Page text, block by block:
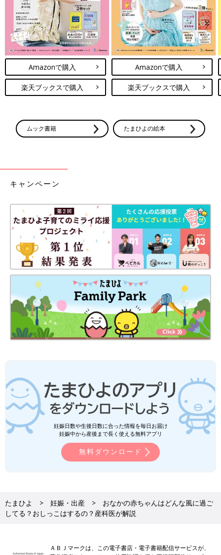
Amazonで購入
楽天ブックスで購入
Amazonで購入
楽天ブックスで購入
ムック書籍 たまひよの絵本
キャンペーン
妊娠日数や生後日数に合った情報を毎日お届け
妊娠中から産後まで長く使える無料アプリ
無料ダウンロード
たまひよ 妊娠・出産
おなかの赤ちゃんはどんな風に過ご
してる？おしっこはするの？産科医が解説
ＡＢＪマークは、この電子書店・電子書籍配信サービスが、